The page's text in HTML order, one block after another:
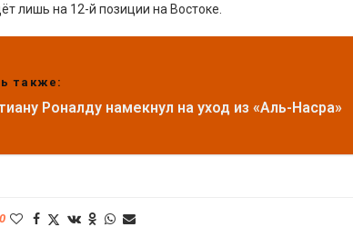
лишь на 12-й позиции на Востоке.
также:
Роналду намекнул на уход из «Аль-Насра»
0